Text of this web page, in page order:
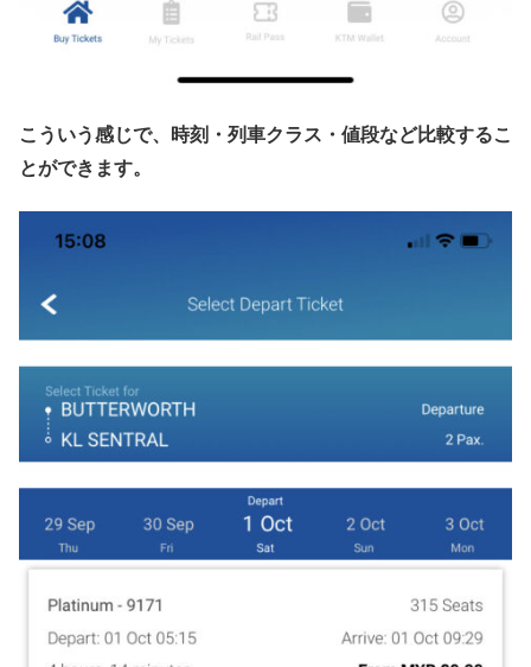
こういう感じで、時刻・列車クラス・値段など比較するこ
とができます。